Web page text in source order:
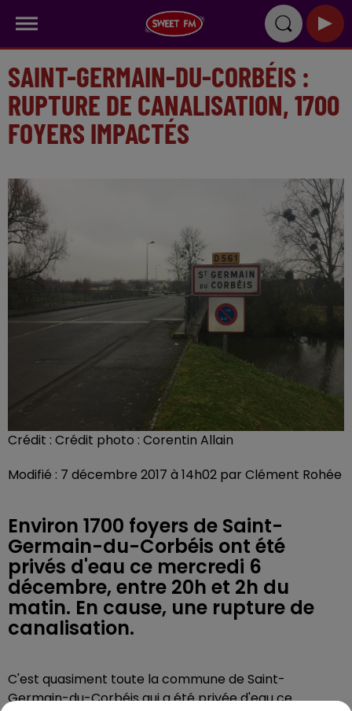
SAINT-GERMAIN-DU-CORBÉIS :
RUPTURE DE CANALISATION, 1700
FOYERS IMPACTÉS
Crédit : Crédit photo : Corentin Allain
Modifié : 7 décembre 2017 à 14h02 par Clément Rohée
Environ 1700 foyers de Saint-
Germain-du-Corbéis ont été
privés d'eau ce mercredi 6
décembre, entre 20h et 2h du
matin. En cause, une rupture de
canalisation.
C'est quasiment toute la commune de Saint-
Germain-du-Corbéis qui a été privée d'eau ce